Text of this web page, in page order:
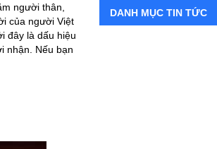
người thân,
của người Việt
đây là dấu hiệu
nhận. Nếu bạn
DANH MỤC TIN TỨC